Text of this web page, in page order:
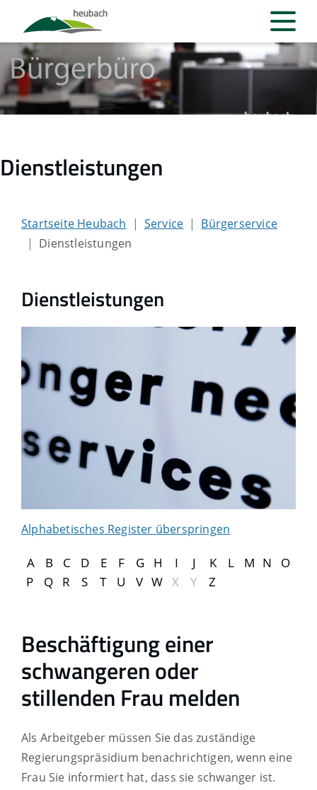
Dienstleistungen
Startseite Heubach Service
Bürgerservice
Dienstleistungen
Dienstleistungen
Alphabetisches Register überspringen
A B C D E F G H I J K L M N
O
P
Q R S T U V W X Y Z
Beschäftigung einer
schwangeren oder
stillenden Frau melden
Als Arbeitgeber müssen Sie das zuständige
Regierungspräsidium benachrichtigen, wenn eine
Frau Sie informiert hat, dass sie schwanger ist.